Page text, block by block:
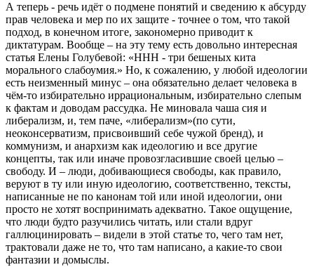
А теперь - речь идёт о подмене понятий и сведению к абсурду
прав человека и мер по их защите - точнее о том, что такой
подход, в конечном итоге, закономерно приводит к
диктатурам. Вообще – на эту тему есть довольно интересная
статья Елены Голубевой: «ННН - три бешеных кита
морального слабоумия.» Но, к сожалению, у любой идеологии
есть неизменный минус – она обязательно делает человека в
чём-то избирательно иррациональным, избирательно слепым
к фактам и доводам рассудка. Не миновала чаша сия и
либерализм, и, тем паче, «либерализм»(по сути,
неоконсерватизм, присвоивший себе чужой бренд), и
коммунизм, и анархизм как идеологию и все другие
концепты, так или иначе провозгласившие своей целью –
свободу. И – люди, добивающиеся свободы, как правило,
веруют в ту или иную идеологию, соответственно, тексты,
написанные не по канонам той или иной идеологии, они
просто не хотят воспринимать адекватно. Такое ощущение,
что люди будто разучились читать, или стали вдруг
галлюцинировать – видели в этой статье то, чего там нет,
трактовали даже не то, что там написано, а какие-то свои
фантазии и домыслы.